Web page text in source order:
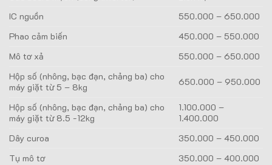
IC nguồn
550.000 – 650.000
Phao cảm biến
450.000 – 550.000
Mô tơ xả
550.000 – 650.000
Hộp số (nhông, bạc đạn, chảng ba) cho
máy giặt từ 5 – 8kg
650.000 – 950.000
Hộp số (nhông, bạc đạn, chảng ba) cho
máy giặt từ 8.5 -12kg
1.100.000 –
1.400.000
Dây curoa
350.000 – 450.000
Tụ mô tơ
350.000 – 400.000